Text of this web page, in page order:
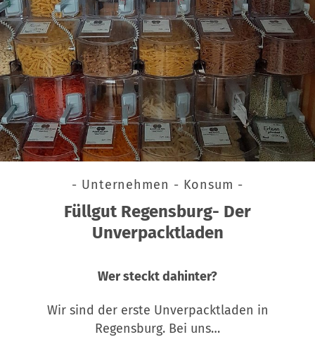
- Unternehmen - Konsum -
Füllgut Regensburg- Der
Unverpacktladen
Wer steckt dahinter?
Wir sind der erste Unverpacktladen in
Regensburg. Bei uns…